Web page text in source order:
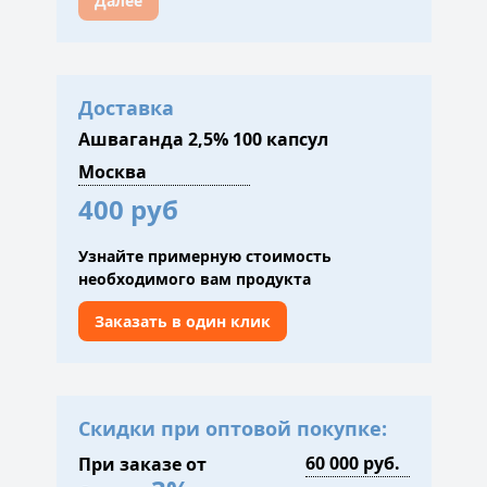
Доставка
Ашваганда 2,5% 100 капсул
400 руб
Узнайте примерную стоимость
необходимого вам продукта
Заказать в один клик
Скидки при оптовой покупке:
При заказе от